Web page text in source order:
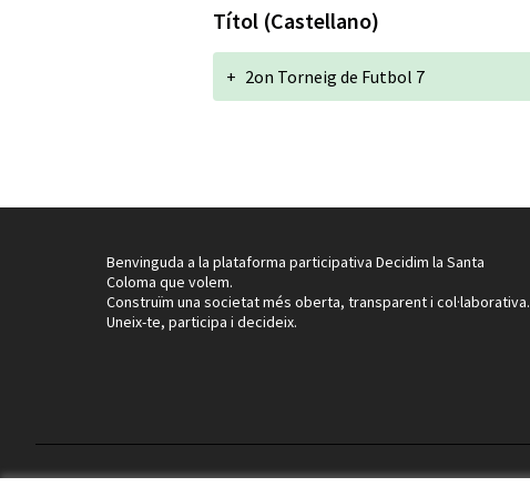
Títol (Castellano)
+ 2on Torneig de Futbol 7
Benvinguda a la plataforma participativa Decidim la Santa
Coloma que volem.
Construïm una societat més oberta, transparent i col·laborativa.
Uneix-te, participa i decideix.